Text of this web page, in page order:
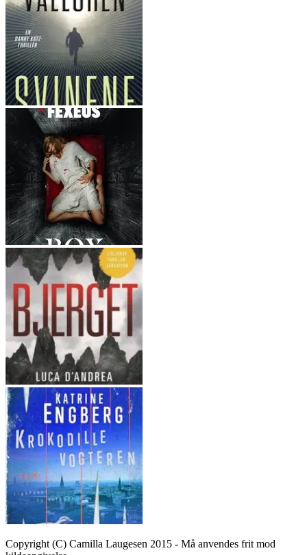
Copyright (C) Camilla Laugesen 2015 - Må anvendes frit mod